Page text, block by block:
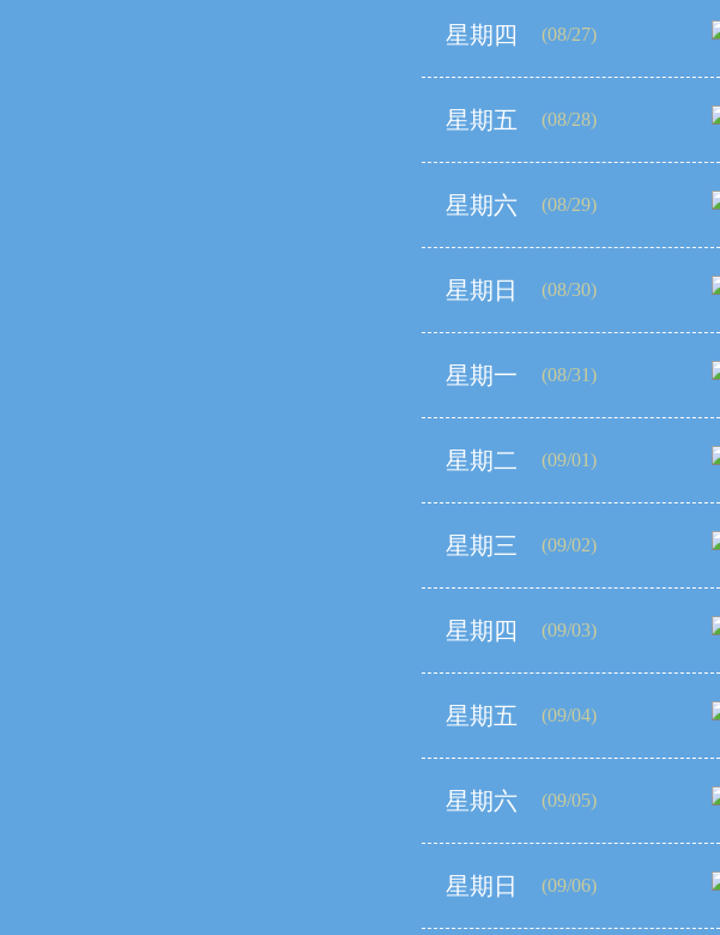
星期四 (08/27)
星期五 (08/28)
星期六 (08/29)
星期日 (08/30)
星期一 (08/31)
星期二 (09/01)
星期三 (09/02)
星期四 (09/03)
星期五 (09/04)
星期六 (09/05)
星期日 (09/06)